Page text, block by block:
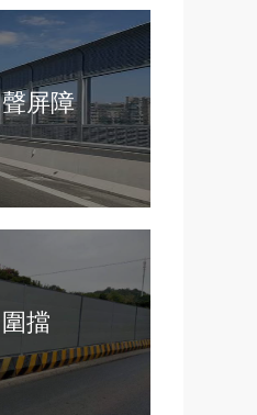
聲屏障
圍擋